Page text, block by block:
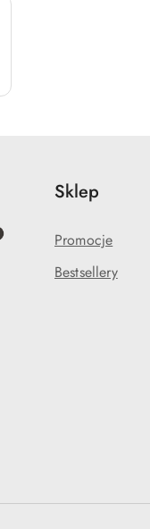
Sklep
Promocje
Bestsellery